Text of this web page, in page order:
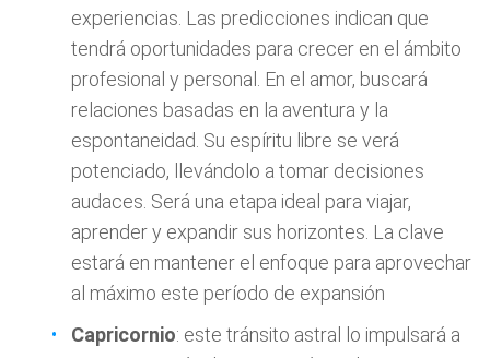
experiencias. Las predicciones indican que
tendrá oportunidades para crecer en el ámbito
profesional y personal. En el amor, buscará
relaciones basadas en la aventura y la
espontaneidad. Su espíritu libre se verá
potenciado, llevándolo a tomar decisiones
audaces. Será una etapa ideal para viajar,
aprender y expandir sus horizontes. La clave
estará en mantener el enfoque para aprovechar
al máximo este período de expansión
Capricornio: este tránsito astral lo impulsará a